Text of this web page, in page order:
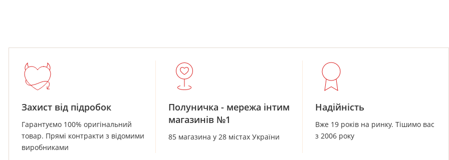
Захист від підробок
Гарантуємо 100% оригінальний
товар. Прямі контракти з відомими
виробниками
Полуничка - мережа інтим
магазинів №1
85 магазина у 28 містах України
Надійність
Вже 19 років на ринку. Тішимо вас
з 2006 року